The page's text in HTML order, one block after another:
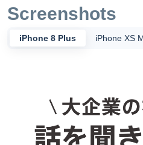
で活躍する一流の先輩達から
OB/OG訪問や社会人との交流
会を豊富にご用意しています
分の大学を登録するだけで、
ぐに活かせる情報が満載で
面談をオンラインで行うこと
Screenshots
iPhone 8 Plus iPhone XS